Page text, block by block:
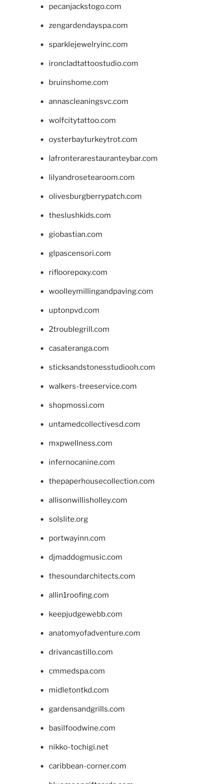
pecanjackstogo.com
zengardendayspa.com
sparklejewelryinc.com
ironcladtattoostudio.com
bruinshome.com
annascleaningsvc.com
wolfcitytattoo.com
oysterbayturkeytrot.com
lafronterarestauranteybar.com
lilyandrosetearoom.com
olivesburgberrypatch.com
theslushkids.com
giobastian.com
glpascensori.com
rifloorepoxy.com
woolleymillingandpaving.com
uptonpvd.com
2troublegrill.com
casateranga.com
sticksandstonesstudiooh.com
walkers-treeservice.com
shopmossi.com
untamedcollectivesd.com
mxpwellness.com
infernocanine.com
thepaperhousecollection.com
allisonwillisholley.com
solslite.org
portwayinn.com
djmaddogmusic.com
thesoundarchitects.com
allin1roofing.com
keepjudgewebb.com
anatomyofadventure.com
drivancastillo.com
cmmedspa.com
midletontkd.com
gardensandgrills.com
basilfoodwine.com
nikko-tochigi.net
caribbean-corner.com